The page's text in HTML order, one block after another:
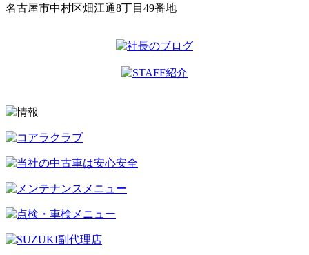
名古屋市中村区畑江通8丁目49番地